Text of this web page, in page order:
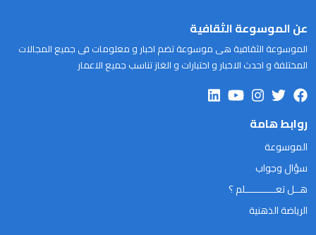
عن الموسوعة الثقافية
الموسوعة الثقافية هى موسوعة تضم اخبار و معلومات فى جميع المجالات
المختلفة و احدث الاخبار و اختبارات و الغاز تناسب جميع الاعمار
روابط هامة
الموسوعة
سؤال وجواب
هــل تعـــــــــــلم ؟
الرياضة الذهنية